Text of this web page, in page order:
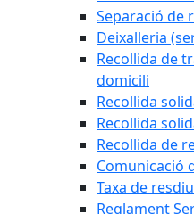
Separació de
Deixalleria
Recollida de
domicili
Recollida
Recollida
Recollida de
Comunicació
Taxa de
Reglament